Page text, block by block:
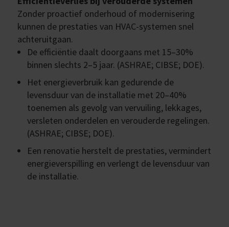
Zonder proactief onderhoud of modernisering
kunnen de prestaties van HVAC-systemen snel
achteruitgaan.
De efficiëntie daalt doorgaans met 15–30%
binnen slechts 2–5 jaar. (ASHRAE; CIBSE; DOE).
Het energieverbruik kan gedurende de
levensduur van de installatie met 20–40%
toenemen als gevolg van vervuiling, lekkages,
versleten onderdelen en verouderde regelingen.
(ASHRAE; CIBSE; DOE).
Een renovatie herstelt de prestaties, vermindert
energieverspilling en verlengt de levensduur van
de installatie.